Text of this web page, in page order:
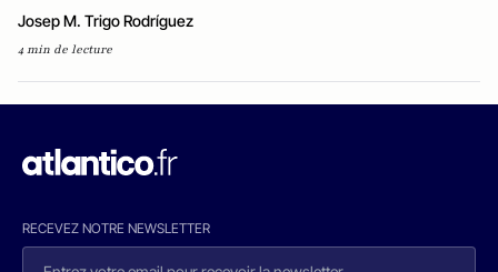
Josep M. Trigo Rodríguez
4 min de lecture
RECEVEZ NOTRE NEWSLETTER